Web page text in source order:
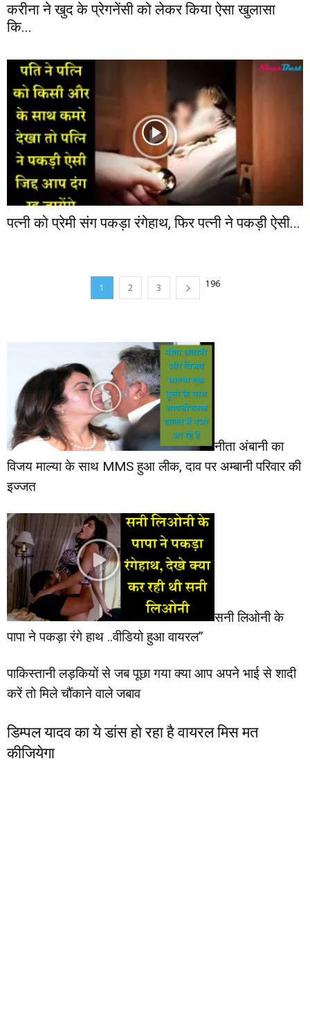
करीना ने खुद के प्रेगनेंसी को लेकर किया ऐसा खुलासा
कि...
पत्‍नी को प्रेमी संग पकड़ा रंगेहाथ, फिर पत्‍नी ने पकड़ी ऐसी...
1 2 3 196
नीता अंबानी का
विजय माल्या के साथ MMS हुआ लीक, दाव पर अम्बानी परिवार की
इज्जत
सनी लिओनी के
पापा ने पकड़ा रंगे हाथ ..वीडियो हुआ वायरल”
पाकिस्तानी लड़कियों से जब पूछा गया क्या आप अपने भाई से शादी
करें तो मिले चौंकाने वाले जबाव
डिम्पल यादव का ये डांस हो रहा है वायरल मिस मत
कीजियेगा